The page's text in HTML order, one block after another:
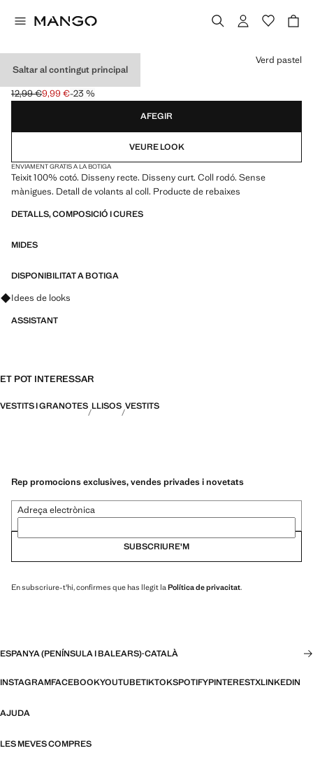
Saltar al contingut principal
VESTIT COTÓ VOLANTS
Preu inicial ratllat [12,99 € ]
12,99 €
Preu actual [9,99 € ]
9,99 €-23 %
Selecciona un color
Verd pastel
AFEGIR
VEURE LOOK
ENVIAMENT GRATIS A LA BOTIGA
Teixit 100% cotó. Disseny recte. Disseny curt. Coll rodó. Sense
mànigues. Detall de volants al coll. Producte de rebaixes
DETALLS, COMPOSICIÓ I CURES
MIDES
DISPONIBILITAT A BOTIGA
Pregunta per looks, peces i tendències
Idees de looks
ASSISTANT
ET POT INTERESSAR
VESTITS I GRANOTES LLISOS VESTITS
Rep promocions exclusives, vendes privades i novetats
Adreça electrònica
SUBSCRIURE'M
En subscriure-t'hi, confirmes que has llegit la Política de privacitat.
ESPANYA (PENÍNSULA I BALEARS)·CATALÀ
INSTAGRAMFACEBOOKYOUTUBETIKTOKSPOTIFYPINTERESTXLINKEDIN
AJUDA
LES MEVES COMPRES